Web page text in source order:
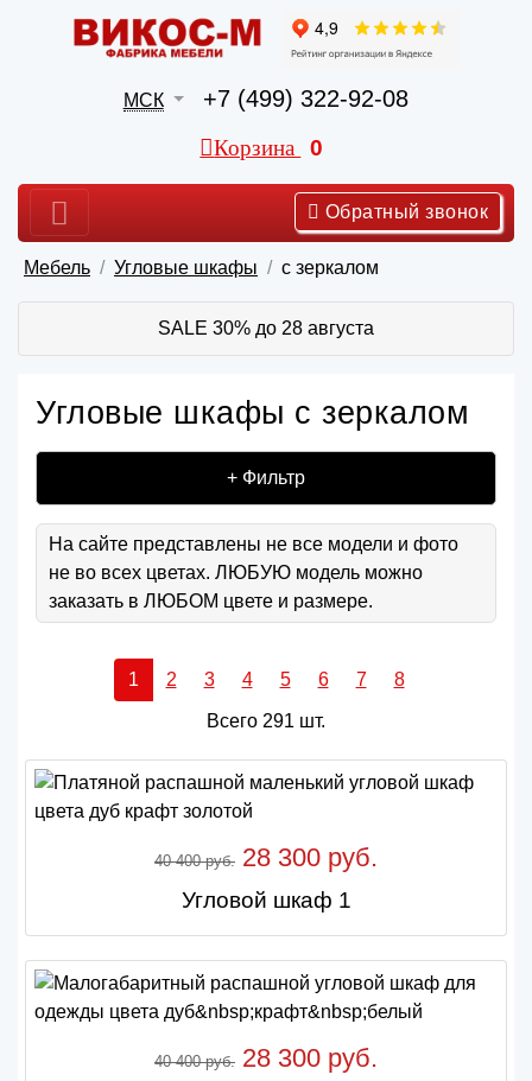
МСК +7 (499) 322-92-08
Корзина 0
Обратный звонок
Мебель Угловые шкафы с зеркалом
SALE 30% до 28 августа
Угловые шкафы с зеркалом
+ Фильтр
На сайте представлены не все модели и фото
не во всех цветах. ЛЮБУЮ модель можно
заказать в ЛЮБОМ цвете и размере.
1 2 3 4 5 6 7 8
Всего 291 шт.
40 400 руб. 28 300 руб.
Угловой шкаф 1
40 400 руб. 28 300 руб.